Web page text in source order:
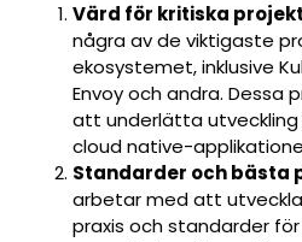
Värd för kritiska
några av de viktigaste
ekosystemet, inklusive
Envoy och andra.
att underlätta
cloud native-
Standarder och bästa
arbetar med att
praxis och standarder